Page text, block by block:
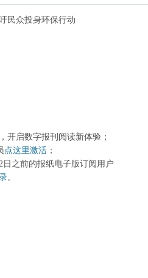
民众投身环保行动
，开启数字报刊阅读新体验；
点这里激活 ；
日之前的报纸电子版订阅用户
。